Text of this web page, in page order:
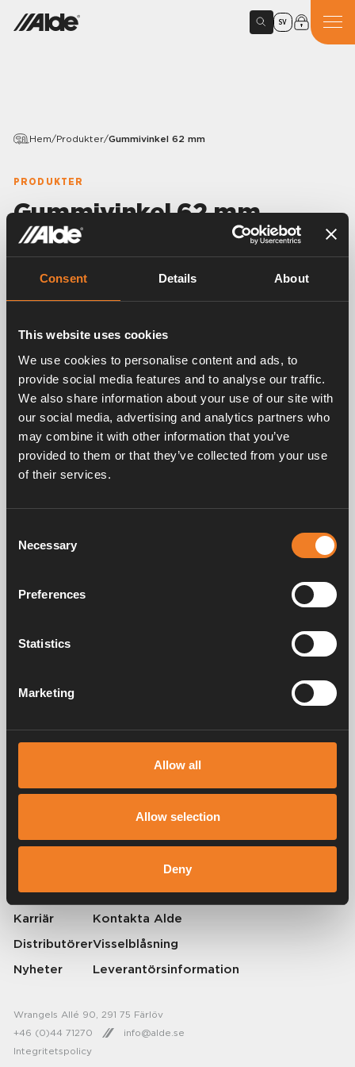
Consent Details About
This website uses cookies
We use cookies to personalise content and ads, to
provide social media features and to analyse our traffic.
We also share information about your use of our site with
our social media, advertising and analytics partners who
may combine it with other information that you’ve
provided to them or that they’ve collected from your use
of their services.
Selection
Necessary
Preferences
Statistics
Marketing
Allow all
Allow selection
Deny
SV
Hem/Produkter/Gummivinkel 62 mm
PRODUKTER
Gummivinkel 62 mm
Variants
EPDM 21,4 × 4,25 mm.
25 st/förp.
Frågor & svar
värmesystem för husbilar och husvagnar. Redan då förstod vi hur
© 2026 Alde International Systems AB | Part ofTruma Group
Om Alde
Karriär
Distributörer
Nyheter
Press
Kontakta Alde
Visselblåsning
Leverantörsinformation
Integritetspolicy
Wrangels Allé 90, 291 75 Färlöv
+46 (0)44 71270
info@alde.se